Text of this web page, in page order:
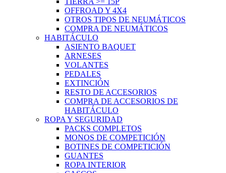
OFFROAD Y 4X4
OTROS TIPOS DE NEUMÁTICOS
COMPRA DE NEUMÁTICOS
HABITÁCULO
ASIENTO BAQUET
ARNESES
VOLANTES
PEDALES
EXTINCIÓN
RESTO DE ACCESORIOS
COMPRA DE ACCESORIOS DE
HABITÁCULO
ROPA Y SEGURIDAD
PACKS COMPLETOS
MONOS DE COMPETICIÓN
BOTINES DE COMPETICIÓN
GUANTES
ROPA INTERIOR